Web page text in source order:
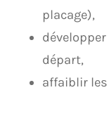
placage),
départ,
affaiblir